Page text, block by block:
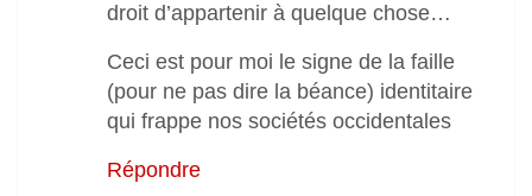
droit d’appartenir à quelque chose…
Ceci est pour moi le signe de la faille
(pour ne pas dire la béance) identitaire
qui frappe nos sociétés occidentales
Répondre